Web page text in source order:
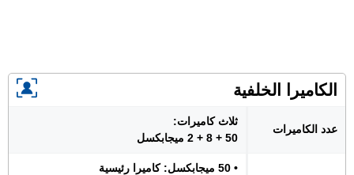
الكاميرا الخلفية
عدد الكاميرات
ثلاث كاميرات:
50 + 8 + 2 ميجابكسل
• 50 ميجابكسل: كاميرا رئيسية